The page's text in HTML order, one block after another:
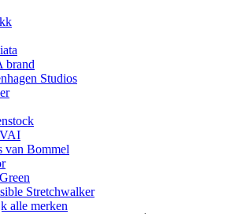
brand
Studios
van Bommel
Stretchwalker
alle merken